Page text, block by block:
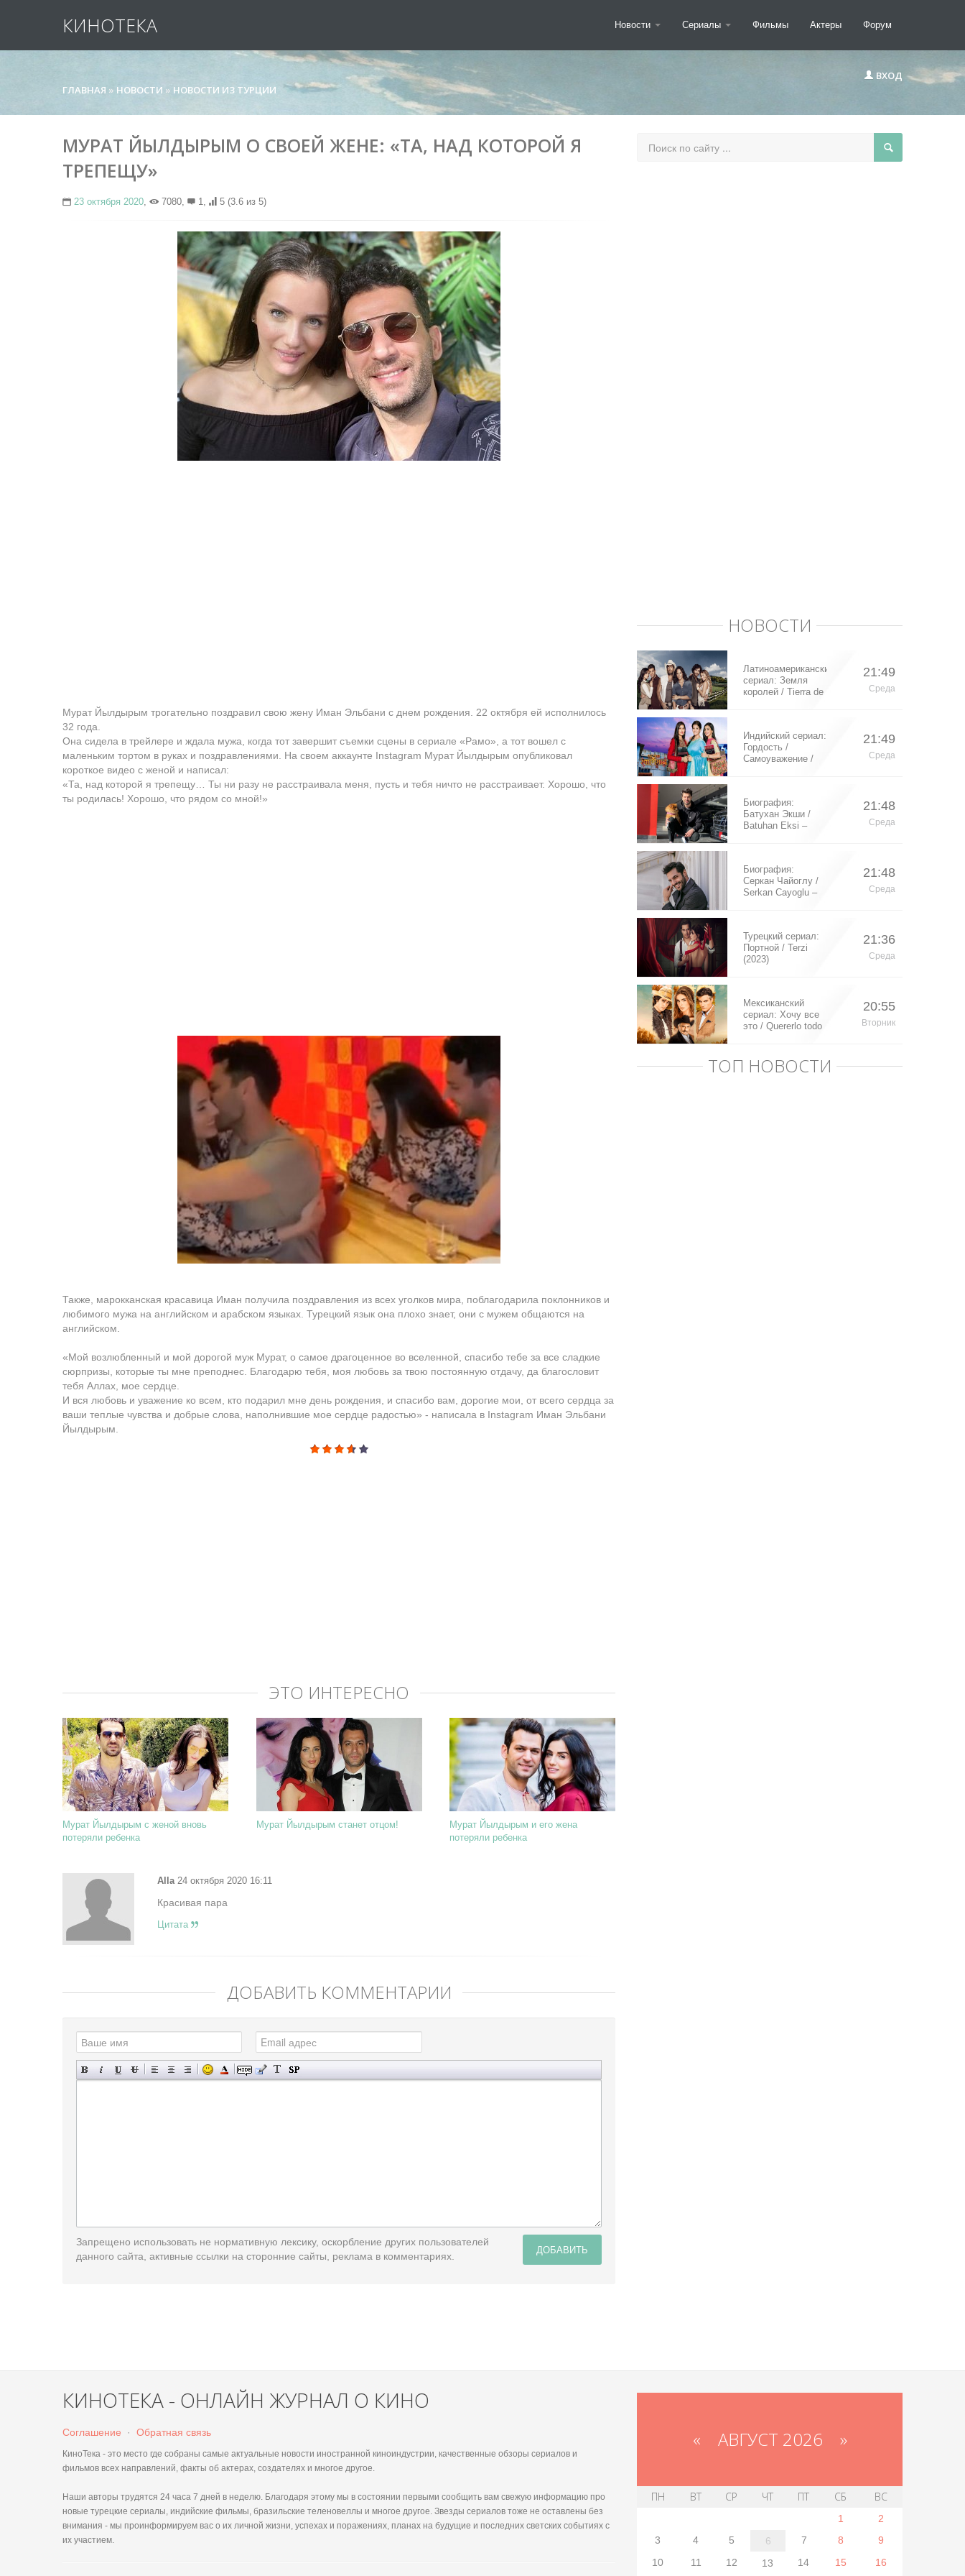
КИНОТЕКА Новости Сериалы Фильмы Актеры Форум
ВХОД
ГЛАВНАЯ » НОВОСТИ » НОВОСТИ ИЗ ТУРЦИИ
МУРАТ ЙЫЛДЫРЫМ О СВОЕЙ ЖЕНЕ: «ТА, НАД КОТОРОЙ Я
ТРЕПЕЩУ»
23 октября 2020, 7080, 1, 5 (3.6 из 5)
Мурат Йылдырым трогательно поздравил свою жену Иман Эльбани с днем рождения. 22 октября ей исполнилось
32 года.
Она сидела в трейлере и ждала мужа, когда тот завершит съемки сцены в сериале «Рамо», а тот вошел с
маленьким тортом в руках и поздравлениями. На своем аккаунте Instagram Мурат Йылдырым опубликовал
короткое видео с женой и написал:
«Та, над которой я трепещу… Ты ни разу не расстраивала меня, пусть и тебя ничто не расстраивает. Хорошо, что
ты родилась! Хорошо, что рядом со мной!»
Также, марокканская красавица Иман получила поздравления из всех уголков мира, поблагодарила поклонников и
любимого мужа на английском и арабском языках. Турецкий язык она плохо знает, они с мужем общаются на
английском.
«Мой возлюбленный и мой дорогой муж Мурат, о самое драгоценное во вселенной, спасибо тебе за все сладкие
сюрпризы, которые ты мне преподнес. Благодарю тебя, моя любовь за твою постоянную отдачу, да благословит
тебя Аллах, мое сердце.
И вся любовь и уважение ко всем, кто подарил мне день рождения, и спасибо вам, дорогие мои, от всего сердца за
ваши теплые чувства и добрые слова, наполнившие мое сердце радостью» - написала в Instagram Иман Эльбани
Йылдырым.
ЭТО ИНТЕРЕСНО
Мурат Йылдырым с женой вновь
потеряли ребенка
Мурат Йылдырым станет отцом!
Мурат Йылдырым и его жена
потеряли ребенка
Alla24 октября 2020 16:11
Красивая пара
Цитата
ДОБАВИТЬ КОММЕНТАРИЙ
ДОБАВИТЬ
Запрещено использовать не нормативную лексику, оскорбление других пользователей
данного сайта, активные ссылки на сторонние сайты, реклама в комментариях.
НОВОСТИ
Латиноамериканский
сериал: Земля
королей / Tierra de
21:49
Среда
Индийский сериал:
Гордость /
Самоуважение /
21:49
Среда
Биография:
Батухан Экши /
Batuhan Eksi –
21:48
Среда
Биография:
Серкан Чайоглу /
Serkan Cayoglu –
21:48
Среда
Турецкий сериал:
Портной / Terzi
(2023)
21:36
Среда
Мексиканский
сериал: Хочу все
это / Quererlo todo
20:55
Вторник
ТОП НОВОСТИ
КИНОТЕКА - ОНЛАЙН ЖУРНАЛ О КИНО
Соглашение · Обратная связь
КиноТека - это место где собраны самые актуальные новости иностранной киноиндустрии, качественные обзоры сериалов и
фильмов всех направлений, факты об актерах, создателях и многое другое.
Наши авторы трудятся 24 часа 7 дней в неделю. Благодаря этому мы в состоянии первыми сообщить вам свежую информацию про
новые турецкие сериалы, индийские фильмы, бразильские теленовеллы и многое другое. Звезды сериалов тоже не оставлены без
внимания - мы проинформируем вас о их личной жизни, успехах и поражениях, планах на будущие и последних светских событиях с
их участием.
« АВГУСТ 2026 »
ПН ВТ СР ЧТ ПТ СБ ВС
1
2
3
4 5 6 7 8
9
10
11 12 13 14 15 16